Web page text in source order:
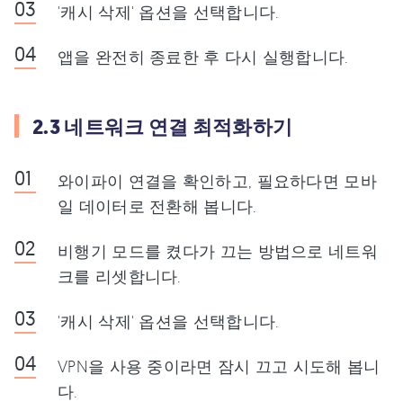
'캐시 삭제' 옵션을 선택합니다.
앱을 완전히 종료한 후 다시 실행합니다.
2.3 네트워크 연결 최적화하기
와이파이 연결을 확인하고, 필요하다면 모바
일 데이터로 전환해 봅니다.
비행기 모드를 켰다가 끄는 방법으로 네트워
크를 리셋합니다.
'캐시 삭제' 옵션을 선택합니다.
VPN을 사용 중이라면 잠시 끄고 시도해 봅니
다.